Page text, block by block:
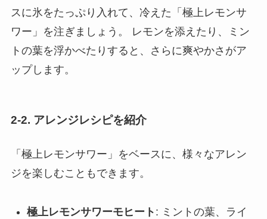
スに氷をたっぷり入れて、冷えた「極上レモンサ
ワー」を注ぎましょう。 レモンを添えたり、ミン
トの葉を浮かべたりすると、さらに爽やかさがア
ップします。
2-2. アレンジレシピを紹介
「極上レモンサワー」をベースに、様々なアレン
ジを楽しむこともできます。
極上レモンサワーモヒート : ミントの葉、ライ